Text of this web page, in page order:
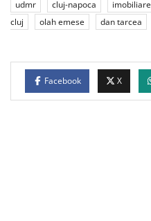
udmr cluj-napoca imobiliare
cluj
olah emese dan tarcea
Facebook X